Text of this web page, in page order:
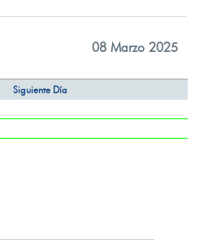
08 Marzo 2025
Siguiente Día